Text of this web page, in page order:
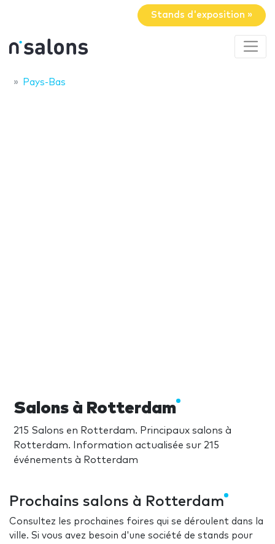
Stands d'exposition »
Pays-Bas
Salons à Rotterdam
215 Salons en Rotterdam. Principaux salons à
Rotterdam. Information actualisée sur 215
événements à Rotterdam
Prochains salons à Rotterdam
Consultez les prochaines foires qui se déroulent dans la
ville. Si vous avez besoin d'une société de stands pour